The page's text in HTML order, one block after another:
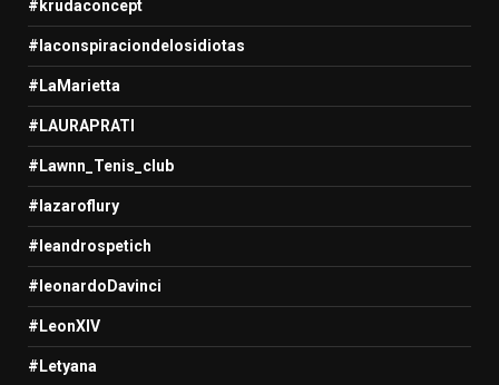
#krudaconcept
#laconspiraciondelosidiotas
#LaMarietta
#LAURAPRATI
#Lawnn_Tenis_club
#lazaroflury
#leandrospetich
#leonardoDavinci
#LeonXIV
#Letyana